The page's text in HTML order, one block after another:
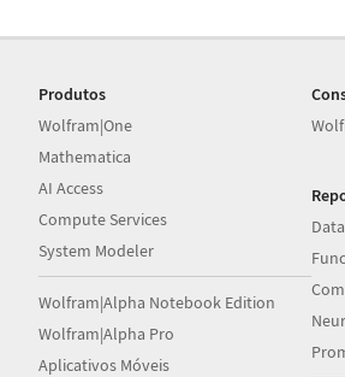
Produtos
Wolfram|One
Mathematica
AI Access
Compute Services
System Modeler
Wolfram|Alpha Notebook Edition
Wolfram|Alpha Pro
Aplicativos Móveis